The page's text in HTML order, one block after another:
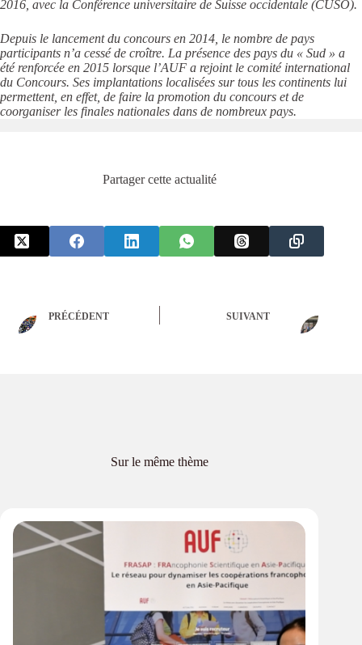
2016, avec la Conférence universitaire de Suisse occidentale (CUSO).
Depuis le lancement du concours en 2014, le nombre de pays
participants n’a cessé de croître. La présence des pays du « Sud » a
été renforcée en 2015 lorsque l’AUF a rejoint le comité international
du Concours. Ses implantations localisées sur tous les continents lui
permettent, en effet, de faire la promotion du concours et de
coorganiser les finales nationales dans de nombreux pays.
Partager cette actualité
PRÉCÉDENT SUIVANT
Sur le même thème